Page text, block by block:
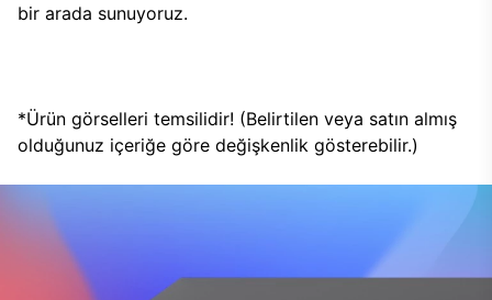
bir arada sunuyoruz.
*Ürün görselleri temsilidir! (Belirtilen veya satın almış
olduğunuz içeriğe göre değişkenlik gösterebilir.)